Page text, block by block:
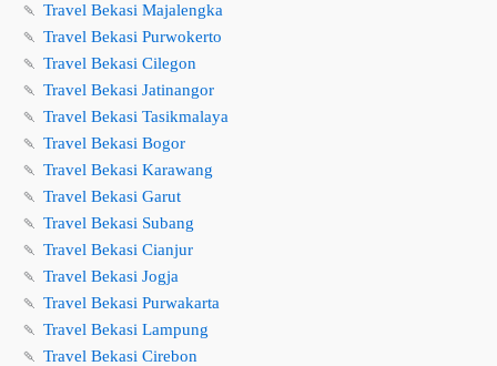
🍡 Travel Bekasi Majalengka
🍡 Travel Bekasi Purwokerto
🍡 Travel Bekasi Cilegon
🍡 Travel Bekasi Jatinangor
🍡 Travel Bekasi Tasikmalaya
🍡 Travel Bekasi Bogor
🍡 Travel Bekasi Karawang
🍡 Travel Bekasi Garut
🍡 Travel Bekasi Subang
🍡 Travel Bekasi Cianjur
🍡 Travel Bekasi Jogja
🍡 Travel Bekasi Purwakarta
🍡 Travel Bekasi Lampung
🍡 Travel Bekasi Cirebon